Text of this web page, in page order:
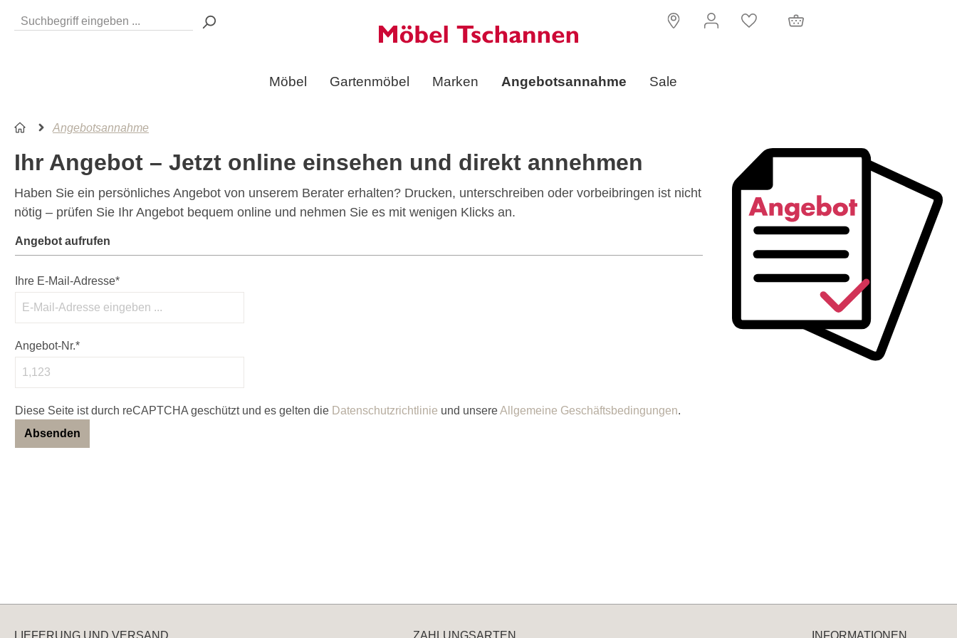
Möbel Gartenmöbel Marken Angebotsannahme Sale
Angebotsannahme
Ihr Angebot – Jetzt online einsehen und direkt annehmen
Haben Sie ein persönliches Angebot von unserem Berater erhalten? Drucken, unterschreiben oder vorbeibringen ist nicht
nötig – prüfen Sie Ihr Angebot bequem online und nehmen Sie es mit wenigen Klicks an.
Angebot aufrufen
Ihre E-Mail-Adresse*
Angebot-Nr.*
Diese Seite ist durch reCAPTCHA geschützt und es gelten die Datenschutzrichtlinie und unsereAllgemeine Geschäftsbedingungen.
Absenden
LIEFERUNG UND VERSAND ZAHLUNGSARTEN INFORMATIONEN